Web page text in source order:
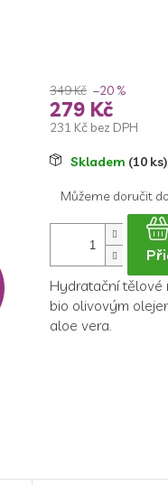
349 Kč –20 %
279 Kč
231 Kč bez DPH
MěrnáSkladem (10 ks)
Můžeme doručit
Hydratační tělové
bio olivovým
aloe vera.